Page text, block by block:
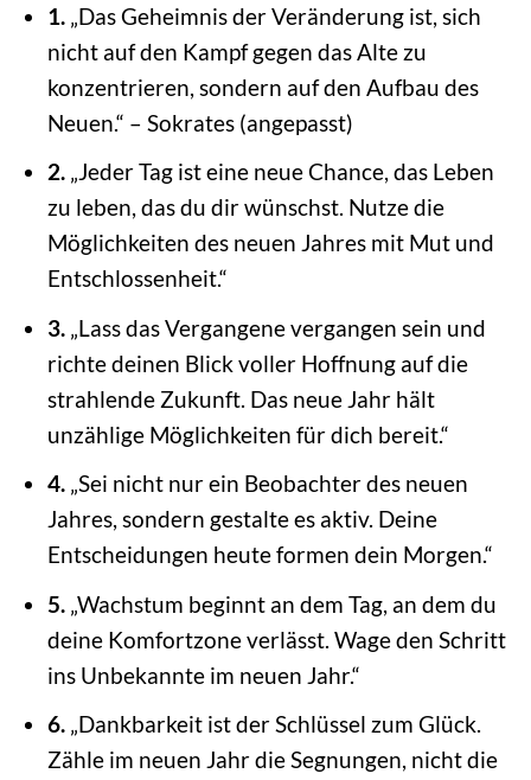
1.„Das Geheimnis der Veränderung ist, sich
nicht auf den Kampf gegen das Alte zu
konzentrieren, sondern auf den Aufbau des
Neuen.“ – Sokrates (angepasst)
2.„Jeder Tag ist eine neue Chance, das Leben
zu leben, das du dir wünschst. Nutze die
Möglichkeiten des neuen Jahres mit Mut und
Entschlossenheit.“
3.„Lass das Vergangene vergangen sein und
richte deinen Blick voller Hoffnung auf die
strahlende Zukunft. Das neue Jahr hält
unzählige Möglichkeiten für dich bereit.“
4.„Sei nicht nur ein Beobachter des neuen
Jahres, sondern gestalte es aktiv. Deine
Entscheidungen heute formen dein Morgen.“
5.„Wachstum beginnt an dem Tag, an dem du
deine Komfortzone verlässt. Wage den Schritt
ins Unbekannte im neuen Jahr.“
6.„Dankbarkeit ist der Schlüssel zum Glück.
Zähle im neuen Jahr die Segnungen, nicht die